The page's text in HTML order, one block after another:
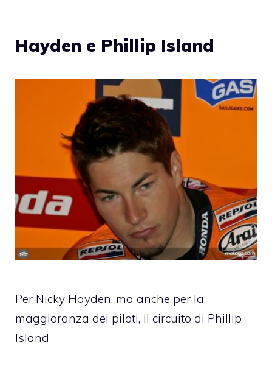
Hayden e Phillip Island
Per Nicky Hayden, ma anche per la
maggioranza dei piloti, il circuito di Phillip
Island